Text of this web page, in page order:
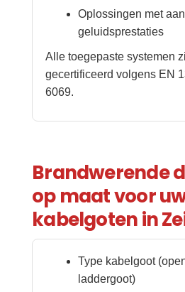
Oplossingen met
geluidsprestaties
Alle toegepaste systemen
gecertificeerd volgens EN
6069.
Brandwerende
op maat voor
kabelgoten in
Type kabelgoot
laddergoot)